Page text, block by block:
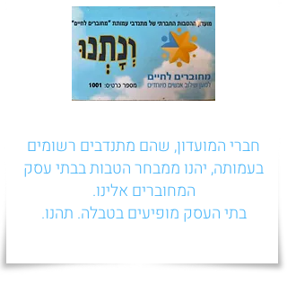
חברי המועדון, שהם מתנדבים רשומים
בעמותה, יהנו ממבחר הטבות בבתי עסק
המחוברים אלינו.
בתי העסק מופיעים בטבלה. תהנו.